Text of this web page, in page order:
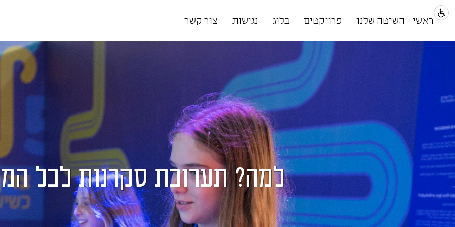
ראשי השיטה שלנו פרויקטים בלוג נגישות צור קשר
למה? תערוכת סקרנות לכל